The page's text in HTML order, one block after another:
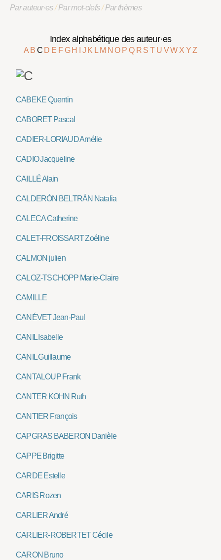
Par auteur·es/Par mot-clefs/Par thèmes
Index alphabétique des auteur·es
A B C D E F G H J K L M NO P Q R ST U VW X YZ
CABEKE Quentin
CABORET Pascal
CADIER-LORIAUD Amélie
CADIO Jacqueline
CAILLÉ Alain
CALDERÓN BELTRÁN Natalia
CALECA Catherine
CALET-FROISSART Zoéline
CALMON julien
CALOZ-TSCHOPP Marie-Claire
CAMILLE
CANÉVET Jean-Paul
CANIL Isabelle
CANIL Guillaume
CANTALOUP Frank
CANTER KOHN Ruth
CANTIER François
CAPGRAS BABERON Danièle
CAPPE Brigitte
CARDE Estelle
CARIS Rozen
CARLIER André
CARLIER-ROBERTET Cécile
CARON Bruno